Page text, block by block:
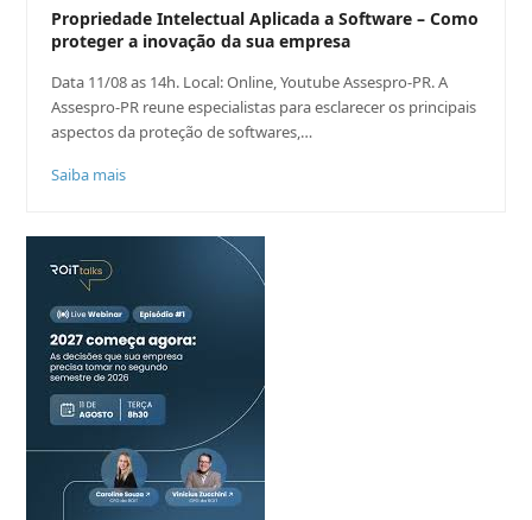
Propriedade Intelectual Aplicada a Software – Como
proteger a inovação da sua empresa
Data 11/08 as 14h. Local: Online, Youtube Assespro-PR. A
Assespro-PR reune especialistas para esclarecer os principais
aspectos da proteção de softwares,…
Saiba mais